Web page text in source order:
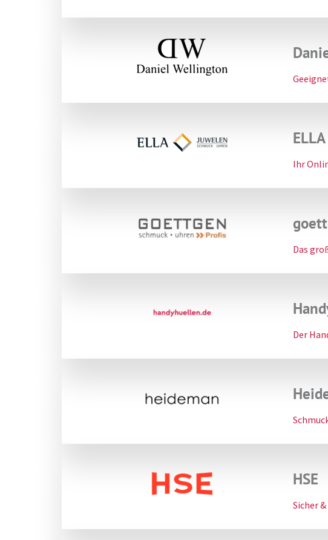
Ihr
Das
Der
HSE
Sicher